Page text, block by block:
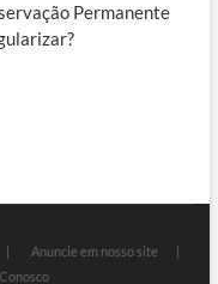
Permanente
Anuncie em nosso site